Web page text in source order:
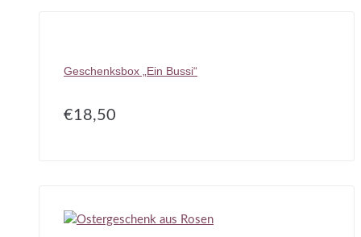
Geschenksbox „Ein Bussi“
€18,50